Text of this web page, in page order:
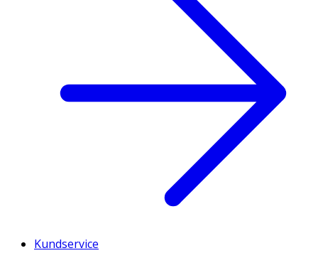
Kundservice